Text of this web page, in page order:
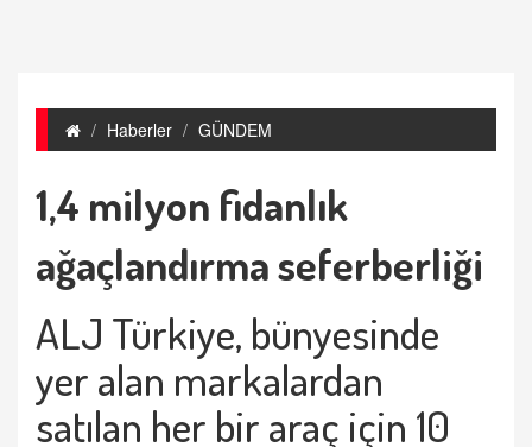
Haberler GÜNDEM
1,4 milyon fidanlık
ağaçlandırma seferberliği
ALJ Türkiye, bünyesinde
yer alan markalardan
satılan her bir araç için 10